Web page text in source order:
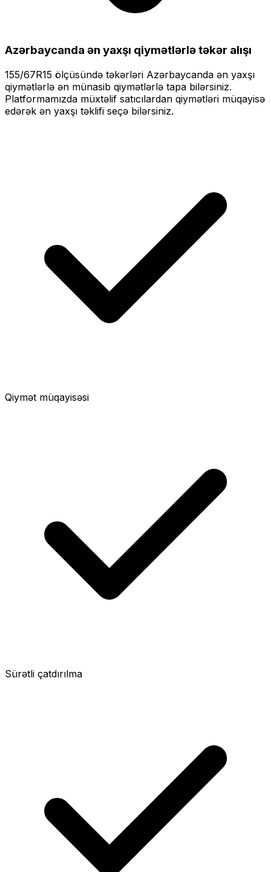
Azərbaycanda ən yaxşı qiymətlərlətəkər alışı
155/67R15 ölçüsündə təkərləri Azərbaycanda ən yaxşı
qiymətlərlə ən münasib qiymətlərlə tapa bilərsiniz.
Platformamızda müxtəlif satıcılardan qiymətləri müqayisə
edərək ən yaxşı təklifi seçə bilərsiniz.
Qiymət müqayisəsi
Sürətli çatdırılma